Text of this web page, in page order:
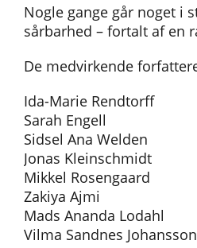
Nogle gange går noget i
sårbarhed – fortalt af en
De medvirkende
Ida-Marie Rendtorff
Sarah Engell
Sidsel Ana Welden
Jonas Kleinschmidt
Mikkel Rosengaard
Zakiya Ajmi
Mads Ananda Lodahl
Vilma Sandnes Johansson